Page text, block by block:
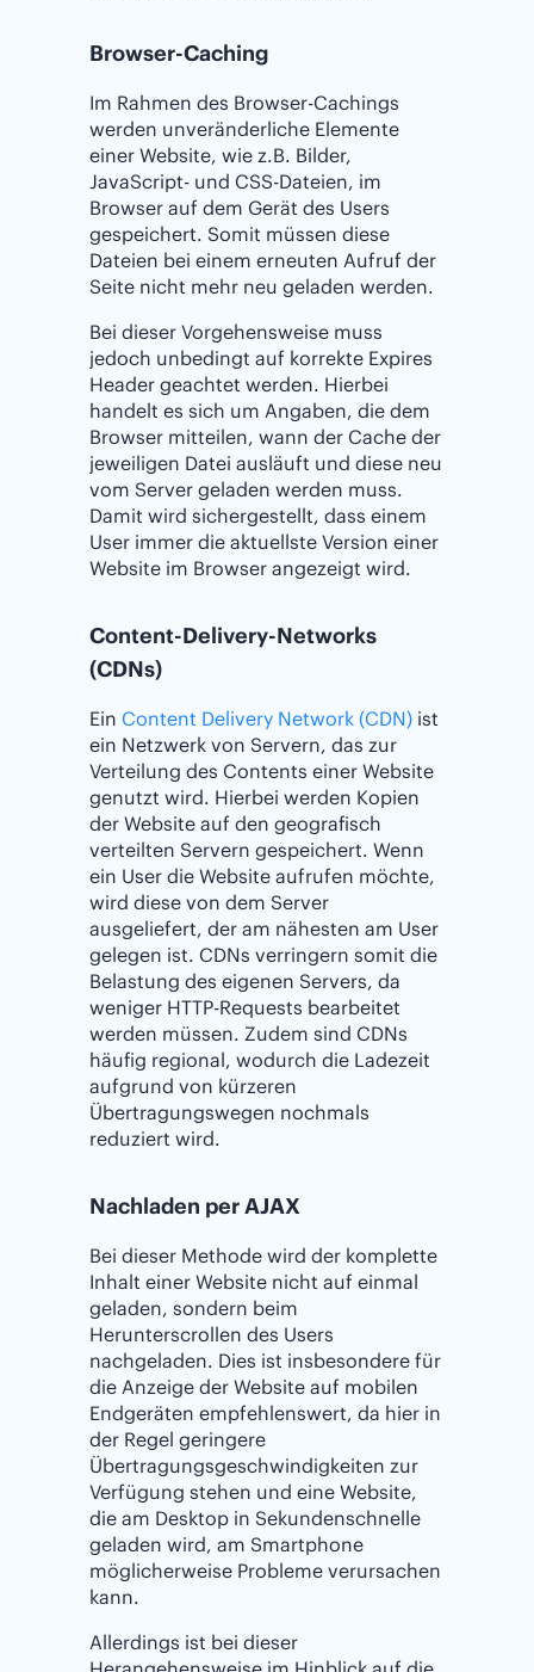
Browser-Caching
Im Rahmen des Browser-Cachings
werden unveränderliche Elemente
einer Website, wie z.B. Bilder,
JavaScript- und CSS-Dateien, im
Browser auf dem Gerät des Users
gespeichert. Somit müssen diese
Dateien bei einem erneuten Aufruf der
Seite nicht mehr neu geladen werden.
Bei dieser Vorgehensweise muss
jedoch unbedingt auf korrekte Expires
Header geachtet werden. Hierbei
handelt es sich um Angaben, die dem
Browser mitteilen, wann der Cache der
jeweiligen Datei ausläuft und diese neu
vom Server geladen werden muss.
Damit wird sichergestellt, dass einem
User immer die aktuellste Version einer
Website im Browser angezeigt wird.
Content-Delivery-Networks
(CDNs)
Ein Content Delivery Network (CDN) ist
ein Netzwerk von Servern, das zur
Verteilung des Contents einer Website
genutzt wird. Hierbei werden Kopien
der Website auf den geografisch
verteilten Servern gespeichert. Wenn
ein User die Website aufrufen möchte,
wird diese von dem Server
ausgeliefert, der am nähesten am User
gelegen ist. CDNs verringern somit die
Belastung des eigenen Servers, da
weniger HTTP-Requests bearbeitet
werden müssen. Zudem sind CDNs
häufig regional, wodurch die Ladezeit
aufgrund von kürzeren
Übertragungswegen nochmals
reduziert wird.
Nachladen per AJAX
Bei dieser Methode wird der komplette
Inhalt einer Website nicht auf einmal
geladen, sondern beim
Herunterscrollen des Users
nachgeladen. Dies ist insbesondere für
die Anzeige der Website auf mobilen
Endgeräten empfehlenswert, da hier in
der Regel geringere
Übertragungsgeschwindigkeiten zur
Verfügung stehen und eine Website,
die am Desktop in Sekundenschnelle
geladen wird, am Smartphone
möglicherweise Probleme verursachen
kann.
Allerdings ist bei dieser